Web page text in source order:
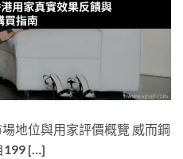
地位與用家評價概覽 威而鋼
199 […]